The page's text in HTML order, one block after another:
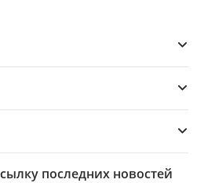
последних новостей